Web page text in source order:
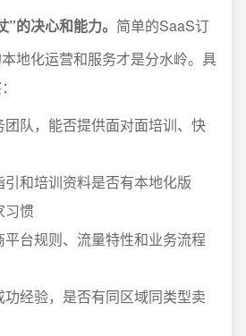
的决心和能力。 简单的SaaS订
地化运营和服务才是分水岭。具
队，能否提供面对面培训、快
和培训资料是否有本地化版
习惯
台规则、流量特性和业务流程
经验，是否有同区域同类型卖